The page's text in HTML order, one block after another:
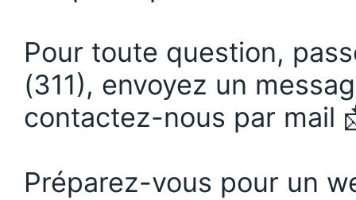
Pour toute question,
(311), envoyez un
contactez-nous par mail
Préparez-vous pour un